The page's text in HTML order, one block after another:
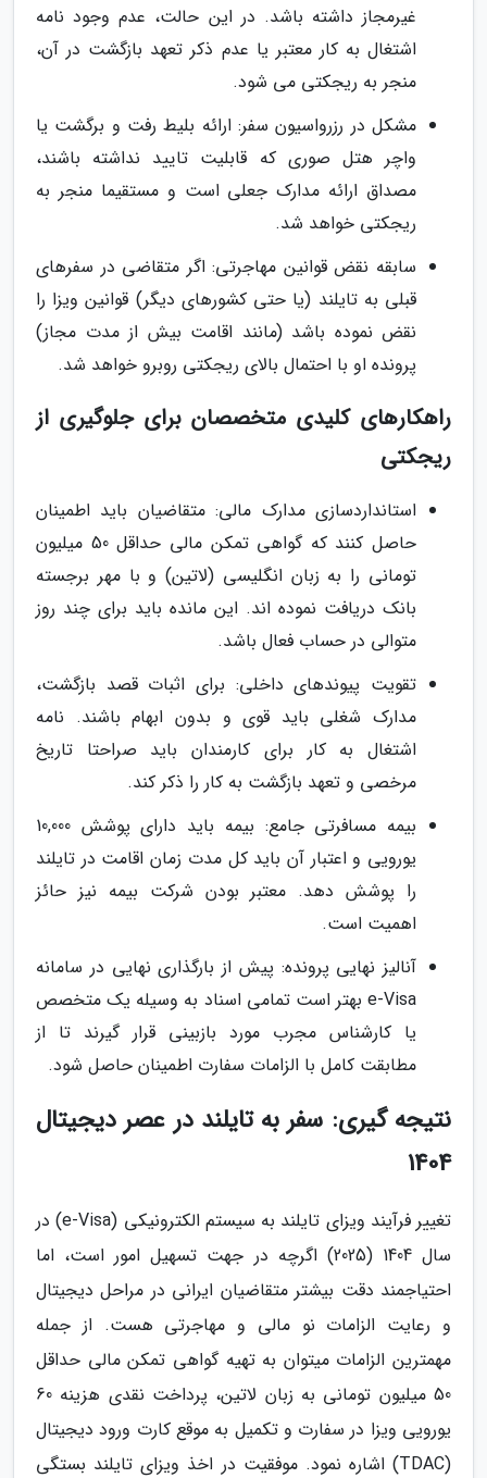
غیرمجاز داشته باشد. در این حالت، عدم وجود نامه
اشتغال به کار معتبر یا عدم ذکر تعهد بازگشت در آن،
منجر به ریجکتی می شود.
مشکل در رزرواسیون سفر: ارائه بلیط رفت و برگشت یا
واچر هتل صوری که قابلیت تایید نداشته باشند،
مصداق ارائه مدارک جعلی است و مستقیما منجر به
ریجکتی خواهد شد.
سابقه نقض قوانین مهاجرتی: اگر متقاضی در سفرهای
قبلی به تایلند (یا حتی کشورهای دیگر) قوانین ویزا را
نقض نموده باشد (مانند اقامت بیش از مدت مجاز)
پرونده او با احتمال بالای ریجکتی روبرو خواهد شد.
راهکارهای کلیدی متخصصان برای جلوگیری از
ریجکتی
استانداردسازی مدارک مالی: متقاضیان باید اطمینان
حاصل کنند که گواهی تمکن مالی حداقل 50 میلیون
تومانی را به زبان انگلیسی (لاتین) و با مهر برجسته
بانک دریافت نموده اند. این مانده باید برای چند روز
متوالی در حساب فعال باشد.
تقویت پیوندهای داخلی: برای اثبات قصد بازگشت،
مدارک شغلی باید قوی و بدون ابهام باشند. نامه
اشتغال به کار برای کارمندان باید صراحتا تاریخ
مرخصی و تعهد بازگشت به کار را ذکر کند.
بیمه مسافرتی جامع: بیمه باید دارای پوشش 10,000
یورویی و اعتبار آن باید کل مدت زمان اقامت در تایلند
را پوشش دهد. معتبر بودن شرکت بیمه نیز حائز
اهمیت است.
آنالیز نهایی پرونده: پیش از بارگذاری نهایی در سامانه
e-Visa بهتر است تمامی اسناد به وسیله یک متخصص
یا کارشناس مجرب مورد بازبینی قرار گیرند تا از
مطابقت کامل با الزامات سفارت اطمینان حاصل شود.
نتیجه گیری: سفر به تایلند در عصر دیجیتال
1404
تغییر فرآیند ویزای تایلند به سیستم الکترونیکی (e-Visa) در
سال 1404 (2025) اگرچه در جهت تسهیل امور است، اما
احتیاجمند دقت بیشتر متقاضیان ایرانی در مراحل دیجیتال
و رعایت الزامات نو مالی و مهاجرتی هست. از جمله
مهمترین الزامات میتوان به تهیه گواهی تمکن مالی حداقل
50 میلیون تومانی به زبان لاتین، پرداخت نقدی هزینه 60
یورویی ویزا در سفارت و تکمیل به موقع کارت ورود دیجیتال
(TDAC) اشاره نمود. موفقیت در اخذ ویزای تایلند بستگی